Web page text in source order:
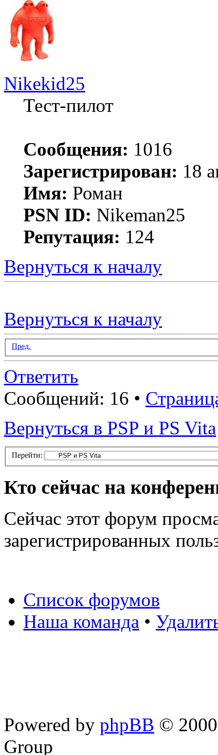
Nikekid25
Тест-пилот
Сообщения: 1016
Зарегистрирован: 18
Имя: Роман
PSN ID: Nikeman25
Репутация: 124
Вернуться к началу
Вернуться к началу
Пред.
Ответить
Сообщений: 16 •
Вернуться в PSP и PS Vita
Перейти:
Кто сейчас на
Сейчас этот форум
зарегистрированных
Список форумов
Наша команда •
Powered by phpBB ©
Group